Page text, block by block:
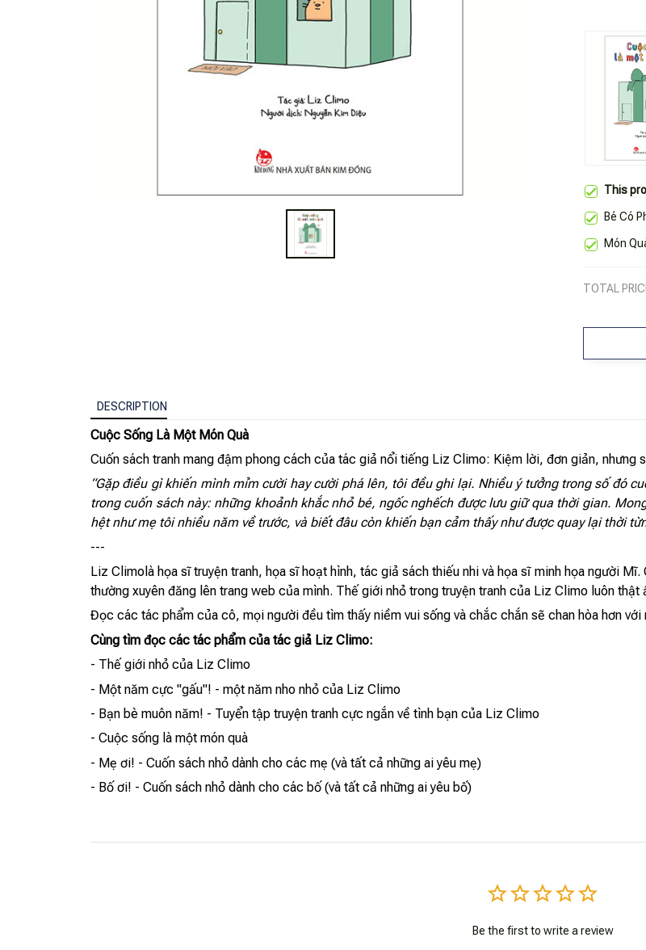
This
Bé Có
Món
TOTAL
DESCRIPTION
Cuộc Sống Là Một Món Quà
Cuốn sách tranh mang đậm phong cách của tác giả nổi tiếng Liz Climo: Kiệm lời, đơn giản, nhưng
“Gặp điều gì khiến mình mỉm cười hay cười phá lên, tôi đều ghi lại. Nhiều ý tưởng trong số đó
trong cuốn sách này: những khoảnh khắc nhỏ bé, ngốc nghếch được lưu giữ qua thời gian.
hệt như mẹ tôi nhiều năm về trước, và biết đâu còn khiến bạn cảm thấy như được quay lại thời
---
Liz Climolà họa sĩ truyện tranh, họa sĩ hoạt hình, tác giả sách thiếu nhi và họa sĩ minh họa người
thường xuyên đăng lên trang web của mình. Thế giới nhỏ trong truyện tranh của Liz Climo luôn thật
Đọc các tác phẩm của cô, mọi người đều tìm thấy niềm vui sống và chắc chắn sẽ chan hòa hơn với
Cùng tìm đọc các tác phẩm của tác giả Liz Climo:
- Thế giới nhỏ của Liz Climo
- Một năm cực "gấu"! - một năm nho nhỏ của Liz Climo
- Bạn bè muôn năm! - Tuyển tập truyện tranh cực ngắn về tình bạn của Liz Climo
- Cuộc sống là một món quà
- Mẹ ơi! - Cuốn sách nhỏ dành cho các mẹ (và tất cả những ai yêu mẹ)
- Bố ơi! - Cuốn sách nhỏ dành cho các bố (và tất cả những ai yêu bố)
Be the first to write a review